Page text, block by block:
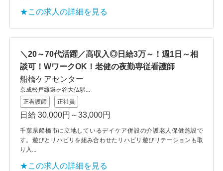
★この求人の詳細を見る
＼20～70代活躍／高収入◎日給3万～！週1日～相
談可！WワークOK！老健の夜勤専従看護師
船橋ケアセンター
京成松戸線鎌ヶ谷大仏駅...
正看護師
正社員
日給 30,000円～33,000円
千葉県船橋市に立地しているデイケア併設の介護老人保健施設で
す。遊びとリハビリを組み合わせたリハビリ遊びリテーションも取
り入...
★この求人の詳細を見る